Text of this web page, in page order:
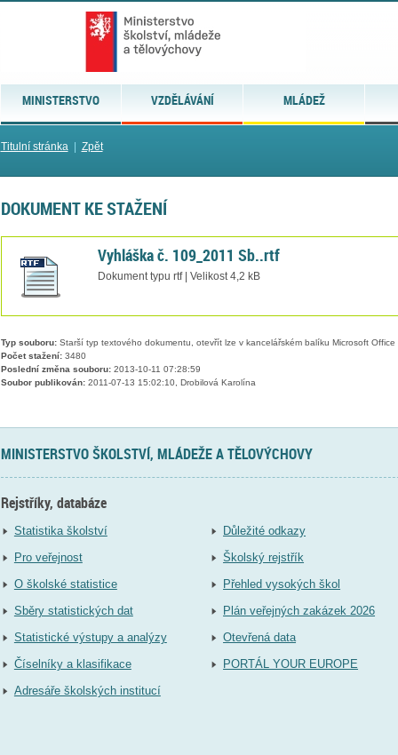
MINISTERSTVO VZDĚLÁVÁNÍ MLÁDEŽ
Titulní stránka| Zpět
DOKUMENT KE STAŽENÍ
Vyhláška č. 109_2011 Sb..rtf
Dokument typu rtf | Velikost 4,2 kB
Typ souboru:Starší typ textového dokumentu, otevřít lze v kancelářském balíku Microsoft Office
Počet stažení:3480
Poslední změna souboru:2013-10-11 07:28:59
Soubor publikován:2011-07-13 15:02:10, Drobilová Karolína
MINISTERSTVO ŠKOLSTVÍ, MLÁDEŽE A TĚLOVÝCHOVY
Rejstříky, databáze
Statistika školství
Pro veřejnost
O školské statistice
Sběry statistických dat
Statistické výstupy a analýzy
Číselníky a klasifikace
Adresáře školských institucí
Důležité odkazy
Školský rejstřík
Přehled vysokých škol
Plán veřejných zakázek 2026
Otevřená data
PORTÁL YOUR EUROPE